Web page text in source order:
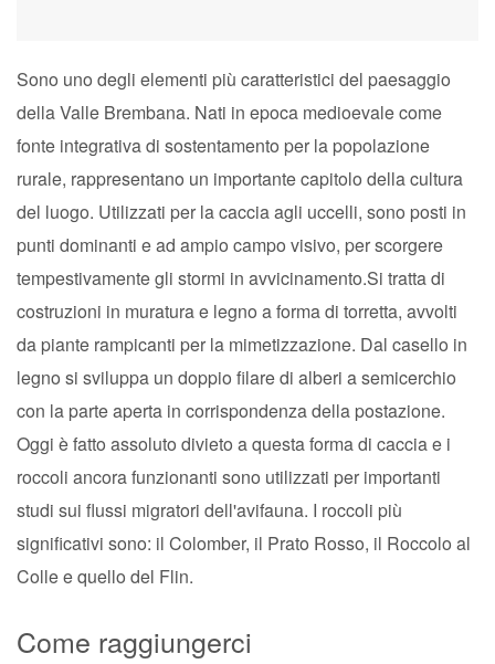
Sono uno degli elementi più caratteristici del paesaggio
della Valle Brembana. Nati in epoca medioevale come
fonte integrativa di sostentamento per la popolazione
rurale, rappresentano un importante capitolo della cultura
del luogo. Utilizzati per la caccia agli uccelli, sono posti in
punti dominanti e ad ampio campo visivo, per scorgere
tempestivamente gli stormi in avvicinamento.Si tratta di
costruzioni in muratura e legno a forma di torretta, avvolti
da piante rampicanti per la mimetizzazione. Dal casello in
legno si sviluppa un doppio filare di alberi a semicerchio
con la parte aperta in corrispondenza della postazione.
Oggi è fatto assoluto divieto a questa forma di caccia e i
roccoli ancora funzionanti sono utilizzati per importanti
studi sui flussi migratori dell'avifauna. I roccoli più
significativi sono: il Colomber, il Prato Rosso, il Roccolo al
Colle e quello del Flin.
Come raggiungerci